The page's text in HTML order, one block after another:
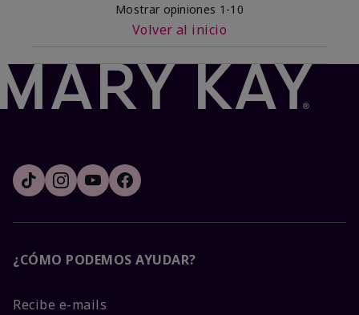
Mostrar opiniones 1-10
Volver al inicio
¿CÓMO PODEMOS AYUDAR?
Recibe e-mails